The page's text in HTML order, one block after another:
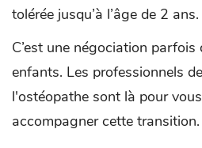
tolérée jusqu’à l’âge de 2 ans.
C’est une négociation
enfants. Les professionnels
l'ostéopathe sont là pour
accompagner cette transition.